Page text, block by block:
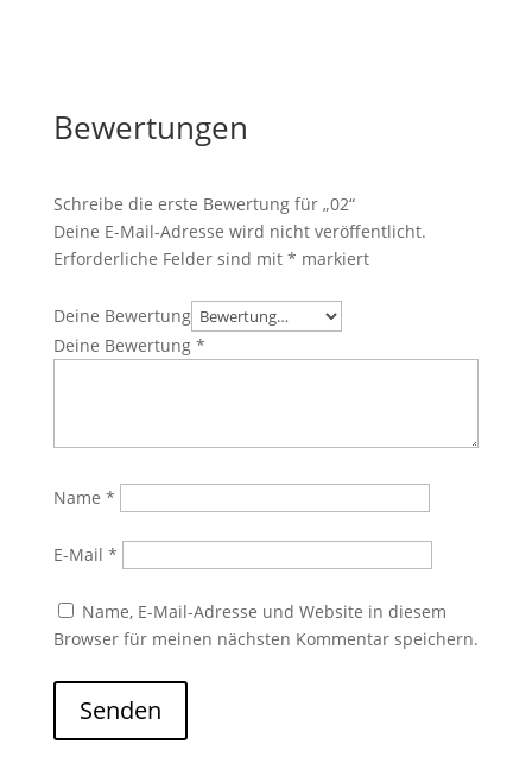
Bewertungen
Schreibe die erste Bewertung für „02“
Deine E-Mail-Adresse wird nicht veröffentlicht.
Erforderliche Felder sind mit * markiert
Deine Bewertung
Deine Bewertung *
Name *
E-Mail *
Name, E-Mail-Adresse und Website in diesem
Browser für meinen nächsten Kommentar speichern.
Senden